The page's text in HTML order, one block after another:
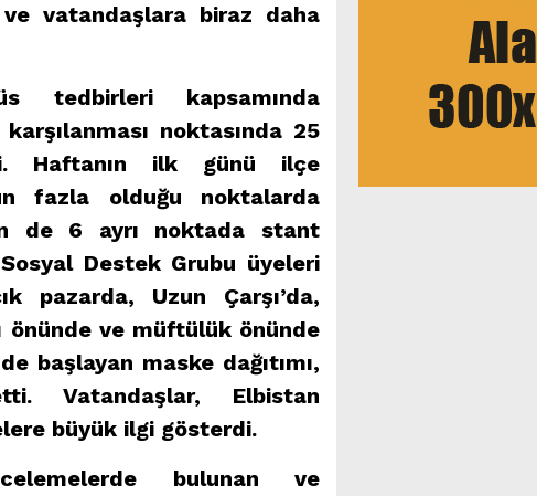
vatandaşlara biraz daha
tedbirleri kapsamında
noktasında 25
Haftanın ilk günü ilçe
fazla olduğu noktalarda
de 6 ayrı noktada stant
Destek Grubu üyeleri
pazarda, Uzun Çarşı’da,
önünde ve müftülük önünde
başlayan maske dağıtımı,
Vatandaşlar, Elbistan
büyük ilgi gösterdi.
bulunan ve